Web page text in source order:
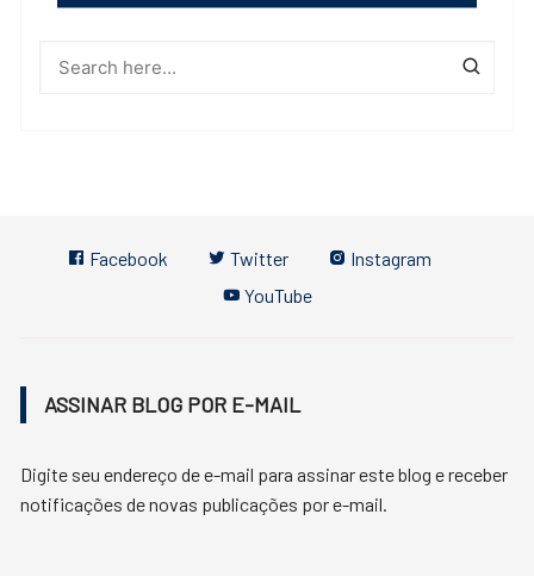
Facebook Twitter
Instagram
YouTube
ASSINAR BLOG POR E-MAIL
Digite seu endereço de e-mail para assinar este blog e receber
notificações de novas publicações por e-mail.